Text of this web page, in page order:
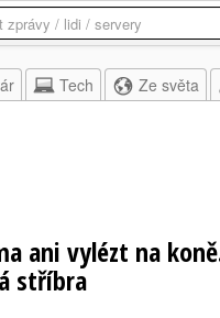
Tech Ze světa
ani vylézt na
stříbra